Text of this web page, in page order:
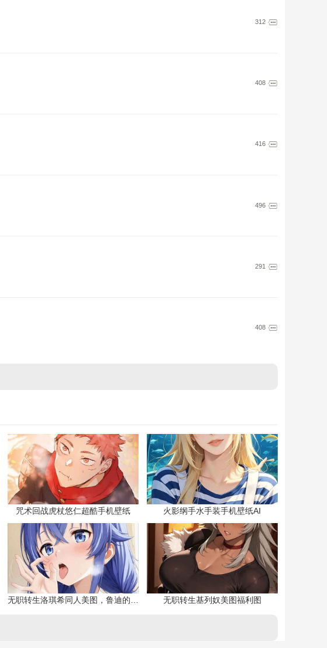
312
408
416
496
291
408
咒术回战虎杖悠仁超酷手机壁纸 火影纲手水手装手机壁纸AI
无职转生基列奴美图福利图